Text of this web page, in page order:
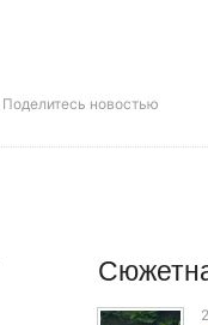
Поделитесь новостью